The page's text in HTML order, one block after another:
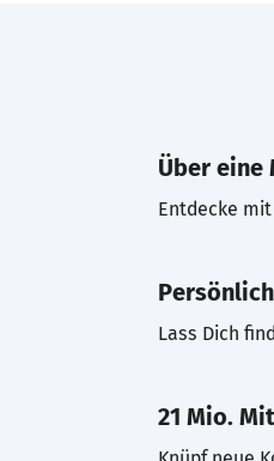
Über eine
Entdecke mit
Lass Dich
21 Mio.